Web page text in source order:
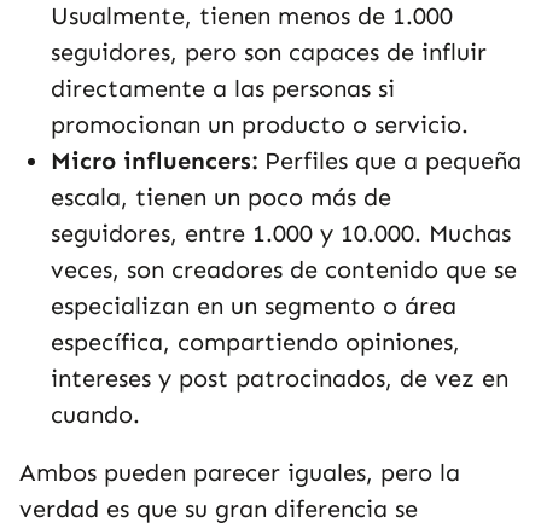
Usualmente, tienen menos de 1.000
seguidores, pero son capaces de influir
directamente a las personas si
promocionan un producto o servicio.
Micro influencers: Perfiles que a pequeña
escala, tienen un poco más de
seguidores, entre 1.000 y 10.000. Muchas
veces, son creadores de contenido que se
especializan en un segmento o área
específica, compartiendo opiniones,
intereses y post patrocinados, de vez en
cuando.
Ambos pueden parecer iguales, pero la
verdad es que su gran diferencia se